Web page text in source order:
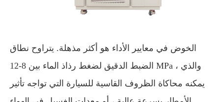
الخوض في معايير الأداء هو أكثر مذهلة. يتراوح نطاق
الضبط الدقيق لضغط رذاذ الماء بين 8-12 MPa ، والذي
يمكنه محاكاة الظروف القاسية للسيارة التي تواجه تأثير